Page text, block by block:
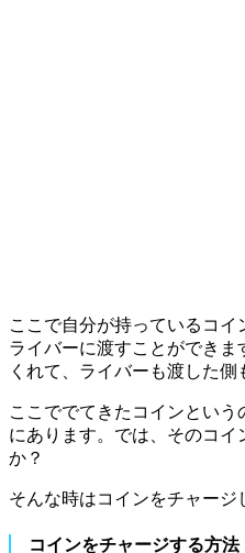
ここで自分が持っているコイ
ライバーに渡すことができ
くれて、ライバーも渡した側
ここででてきたコインとい
にあります。では、そのコ
か？
そんな時はコインをチャージ
コインをチャージする方法